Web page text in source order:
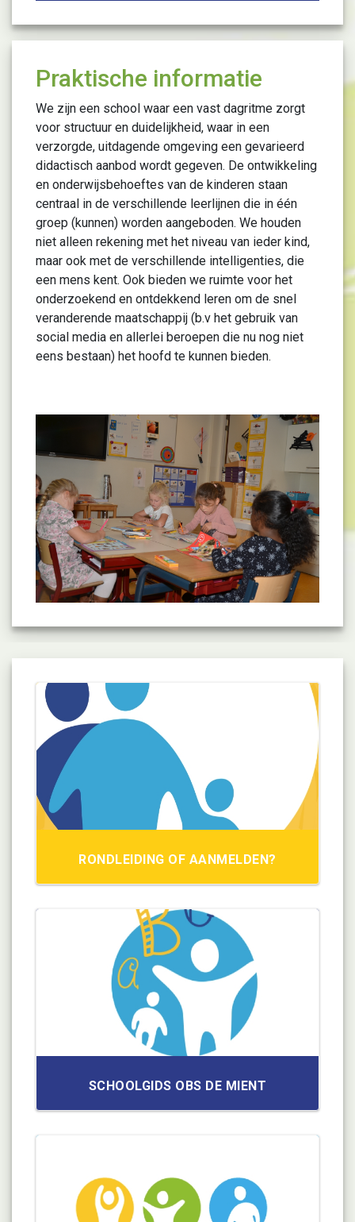
Praktische informatie
We zijn een school waar een vast dagritme zorgt
voor structuur en duidelijkheid, waar in een
verzorgde, uitdagende omgeving een gevarieerd
didactisch aanbod wordt gegeven. De ontwikkeling
en onderwijsbehoeftes van de kinderen staan
centraal in de verschillende leerlijnen die in één
groep (kunnen) worden aangeboden. We houden
niet alleen rekening met het niveau van ieder kind,
maar ook met de verschillende intelligenties, die
een mens kent. Ook bieden we ruimte voor het
onderzoekend en ontdekkend leren om de snel
veranderende maatschappij (b.v het gebruik van
social media en allerlei beroepen die nu nog niet
eens bestaan) het hoofd te kunnen bieden.
RONDLEIDING OF AANMELDEN?
SCHOOLGIDS OBS DE MIENT